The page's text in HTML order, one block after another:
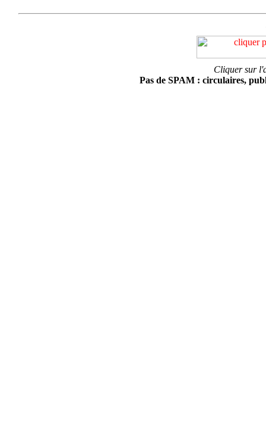
Cliquer sur
Pas de SPAM : circulaires,